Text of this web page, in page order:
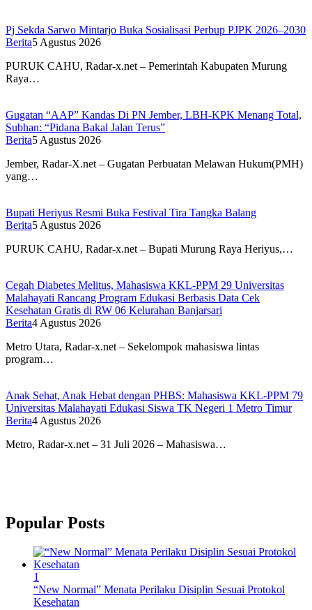
Pj Sekda Sarwo Mintarjo Buka Sosialisasi Perbup PJPK 2026–2030
Berita5 Agustus 2026
PURUK CAHU, Radar-x.net – Pemerintah Kabupaten Murung
Raya…
Gugatan “AAP” Kandas Di PN Jember, LBH-KPK Menang Total,
Subhan: “Pidana Bakal Jalan Terus”
Berita5 Agustus 2026
Jember, Radar-X.net – Gugatan Perbuatan Melawan Hukum(PMH)
yang…
Bupati Heriyus Resmi Buka Festival Tira Tangka Balang
Berita5 Agustus 2026
PURUK CAHU, Radar-x.net – Bupati Murung Raya Heriyus,…
Cegah Diabetes Melitus, Mahasiswa KKL-PPM 29 Universitas
Malahayati Rancang Program Edukasi Berbasis Data Cek
Kesehatan Gratis di RW 06 Kelurahan Banjarsari
Berita4 Agustus 2026
Metro Utara, Radar-x.net – Sekelompok mahasiswa lintas
program…
Anak Sehat, Anak Hebat dengan PHBS: Mahasiswa KKL-PPM 79
Universitas Malahayati Edukasi Siswa TK Negeri 1 Metro Timur
Berita4 Agustus 2026
Metro, Radar-x.net – 31 Juli 2026 – Mahasiswa…
Popular Posts
1
“New Normal” Menata Perilaku Disiplin Sesuai Protokol
Kesehatan